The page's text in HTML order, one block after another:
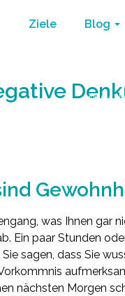
Ziele Blog
Home /
was Ihnen gar
Ein paar Stunden
sagen, dass Sie
nächsten Morgen